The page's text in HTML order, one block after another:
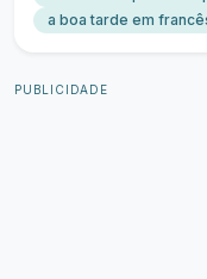
a boa tarde em
PUBLICIDADE